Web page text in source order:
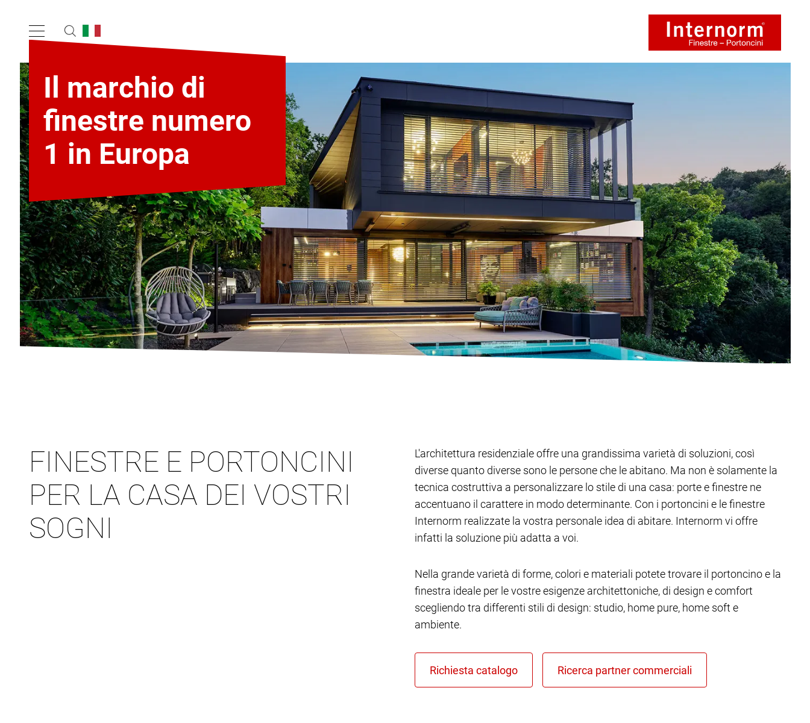
Il marchio di
finestre numero
1 in Europa
FINESTRE E PORTONCINI
PER LA CASA DEI VOSTRI
SOGNI
L'architettura residenziale offre una grandissima varietà di soluzioni, così
diverse quanto diverse sono le persone che le abitano. Ma non è solamente la
tecnica costruttiva a personalizzare lo stile di una casa: porte e finestre ne
accentuano il carattere in modo determinante. Con i portoncini e le finestre
Internorm realizzate la vostra personale idea di abitare. Internorm vi offre
infatti la soluzione più adatta a voi.
Nella grande varietà di forme, colori e materiali potete trovare il portoncino e la
finestra ideale per le vostre esigenze architettoniche, di design e comfort
scegliendo tra differenti stili di design: studio, home pure, home soft e
ambiente.